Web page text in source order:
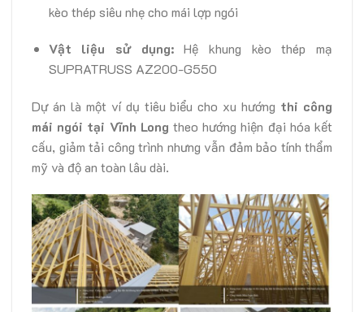
kèo thép siêu nhẹ cho mái lợp ngói
Vật liệu sử dụng:Hệ khung kèo thép mạ
SUPRATRUSS AZ200-G550
Dự án là một ví dụ tiêu biểu cho xu hướng thi công
mái ngói tại Vĩnh Long theo hướng hiện đại hóa kết
cấu, giảm tải công trình nhưng vẫn đảm bảo tính thẩm
mỹ và độ an toàn lâu dài.